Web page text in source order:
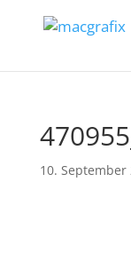
10. September